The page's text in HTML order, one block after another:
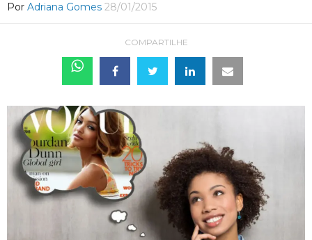
Por Adriana Gomes 28/01/2015
COMPARTILHE